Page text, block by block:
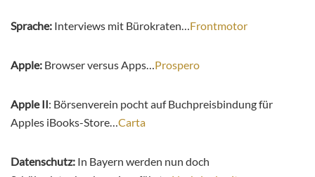
Sprache: Interviews mit Bürokraten… Frontmotor
Apple: Browser versus Apps… Prospero
Apple II: Börsenverein pocht auf Buchpreisbindung für
Apples iBooks-Store… Carta
Datenschutz: In Bayern werden nun doch